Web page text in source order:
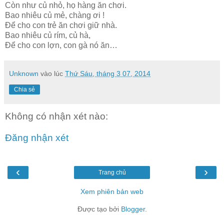
Còn như củ nhỏ, họ hàng ăn chơi.
Bao nhiêu củ mẻ, chàng ơi !
Để cho con trẻ ăn chơi giữ nhà.
Bao nhiêu củ rím, củ hà,
Để cho con lợn, con gà nó ăn…
Unknown vào lúc Thứ Sáu, tháng 3 07, 2014
Chia sẻ
Không có nhận xét nào:
Đăng nhận xét
‹ ›
Trang chủ
Xem phiên bản web
Được tạo bởi Blogger.